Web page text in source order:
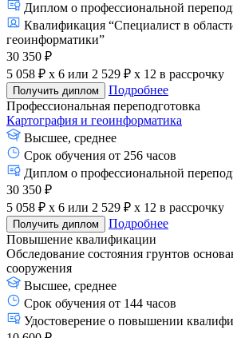
Диплом о профессиональной
Квалификация “Специалист в
геоинформатики”
30 350 ₽
5 058 ₽ x 6 или 2 529 ₽ x 12 в рассрочку
Получить диплом
Подробнее
Профессиональная переподготовка
Картография и геоинформатика
Высшее, среднее
Срок обучения от 256 часов
Диплом о профессиональной
30 350 ₽
5 058 ₽ x 6 или 2 529 ₽ x 12 в рассрочку
Получить диплом
Подробнее
Повышение квалификации
Обследование состояния грунтов
сооружения
Высшее, среднее
Срок обучения от 144 часов
Удостоверение о повышении